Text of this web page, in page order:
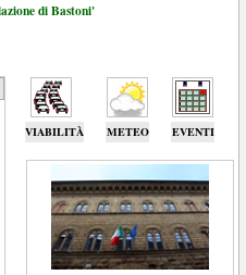
di Bastoni'
VIABILITÀ METEO EVENTI